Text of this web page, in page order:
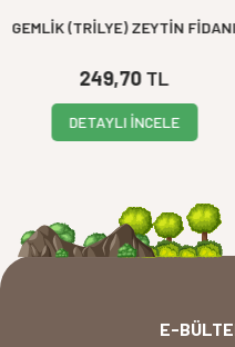
GEMLİK (TRİLYE) ZEYTİN FİDANI
249,70TL
DETAYLI İNCELE
E-